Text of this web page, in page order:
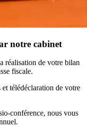
notre cabinet
réalisation de votre bilan
fiscale.
télédéclaration de votre
conférence, nous vous